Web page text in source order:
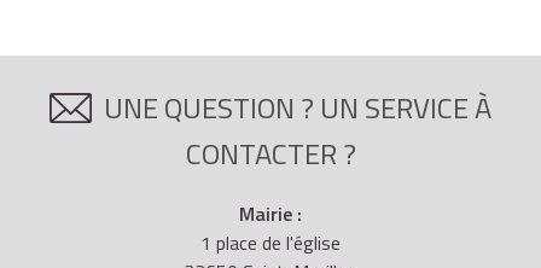
UNE QUESTION ? UN SERVICE À
CONTACTER ?
Mairie :
1 place de l'église